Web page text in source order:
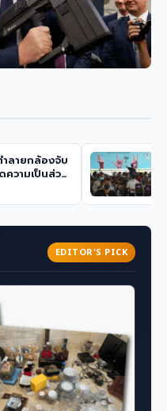
อดใจท่ามกลางภัย
ลายกล้องจับ
ความเป็นส่วน
EDITOR'S PICK